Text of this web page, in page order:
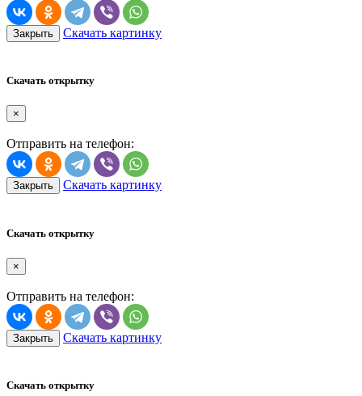
Закрыть Скачать картинку
Скачать открытку
×
Отправить на телефон:
Закрыть Скачать картинку
Скачать открытку
×
Отправить на телефон:
Закрыть Скачать картинку
Скачать открытку